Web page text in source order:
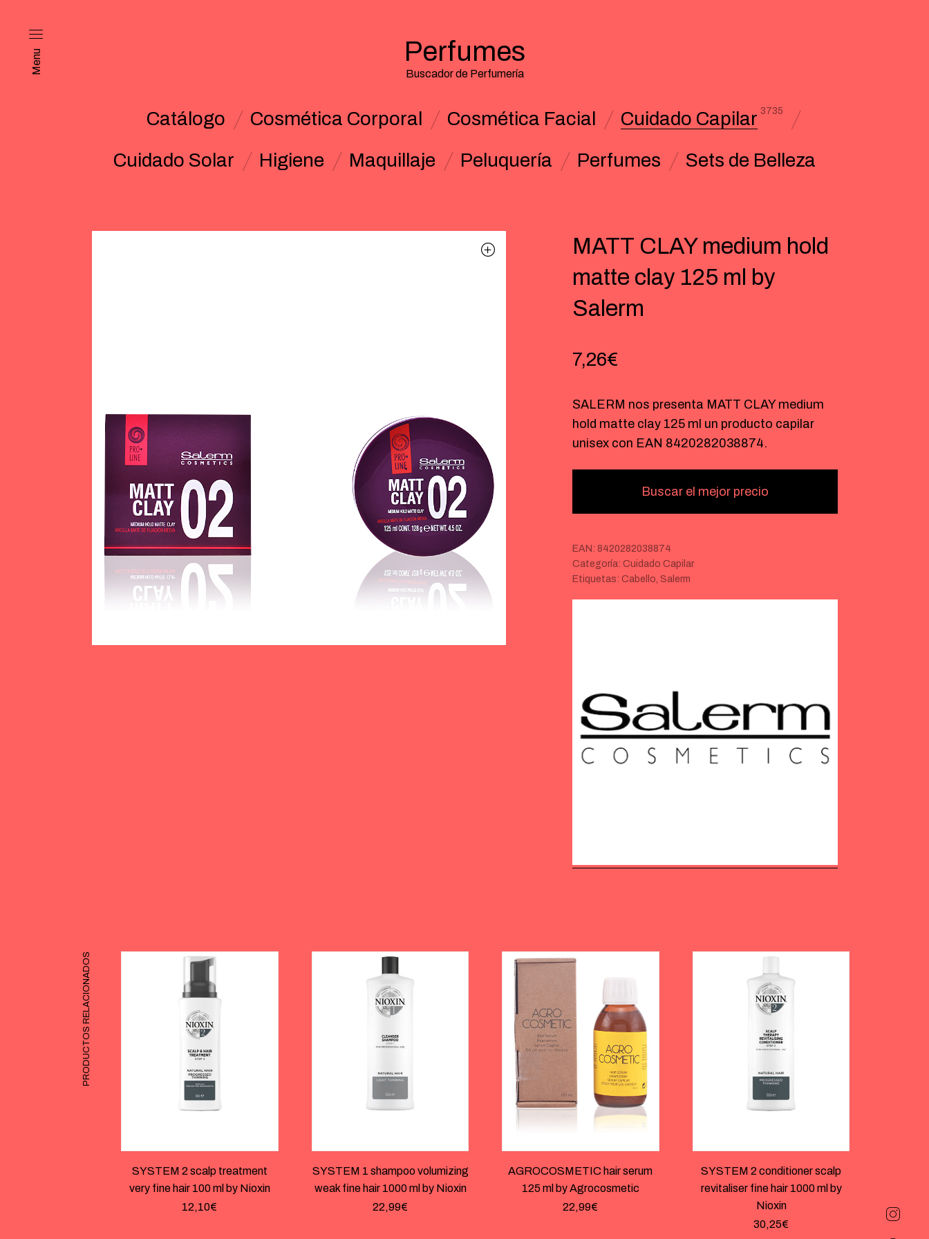
Menu Perfumes
Buscador de Perfumería
Catálogo Cosmética Corporal Cosmética Facial Cuidado Capilar 3735
Cuidado Solar Higiene Maquillaje Peluquería Perfumes Sets de Belleza
MATT CLAY medium hold
matte clay 125 ml by
Salerm
7,26€
SALERM nos presenta MATT CLAY medium
hold matte clay 125 ml un producto capilar
unisex con EAN 8420282038874.
Buscar el mejor precio
EAN: 8420282038874
Categoría: Cuidado Capilar
Etiquetas: Cabello, Salerm
PRODUCTOS RELACIONADOS
SYSTEM 2 scalp treatment
very fine hair 100 ml by Nioxin
12,10€
SYSTEM 1 shampoo volumizing
weak fine hair 1000 ml by Nioxin
22,99€
AGROCOSMETIC hair serum
125 ml by Agrocosmetic
22,99€
SYSTEM 2 conditioner scalp
revitaliser fine hair 1000 ml by
Nioxin
30,25€